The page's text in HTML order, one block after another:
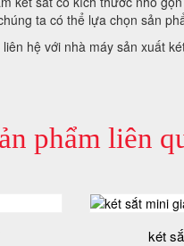
ta có thể lựa chọn sản
hệ với nhà máy sản xuất
phẩm liên
két